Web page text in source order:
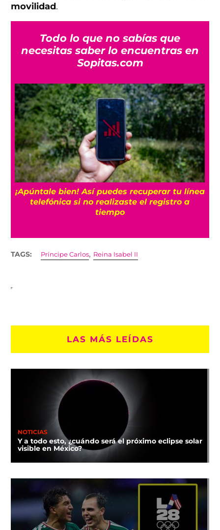
movilidad.
Todo lo que no sabías que
necesitas saber lo encuentras en
Sopitas.com
¡Apúntale bien! Así puedes recuperar tu línea
telefónica si no realizaste el registro a
tiempo
TAGS: Príncipe Carlos, Reina Isabel II
LAS MÁS LEÍDAS
NOTICIAS
Y a todo esto, ¿cuándo será el próximo eclipse solar
visible en México?